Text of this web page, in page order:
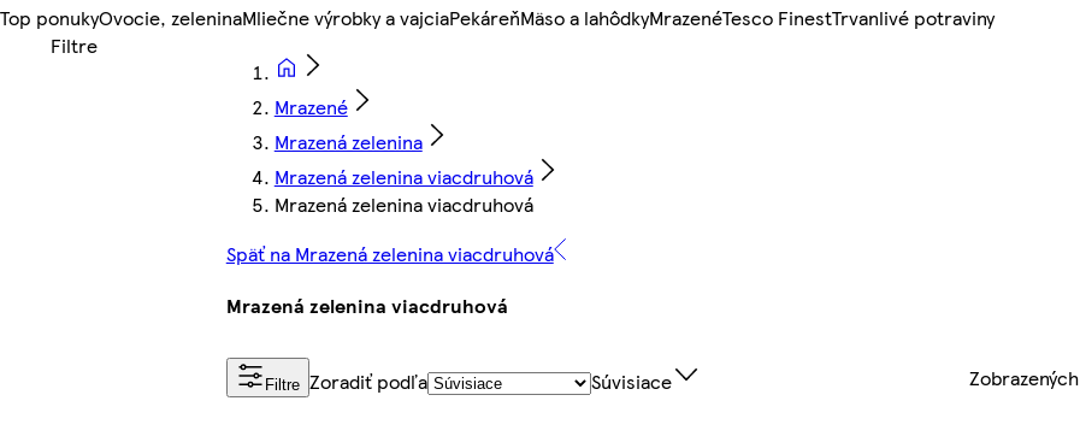
Top ponukyOvocie, zeleninaMliečne výrobky a vajciaPekáreňMäso a lahôdkyMrazenéTesco FinestTrvanlivé potraviny
Mrazené
Mrazená zelenina
Mrazená zelenina viacdruhová
Mrazená zelenina viacdruhová
Späť na Mrazená zelenina viacdruhová
Mrazená zelenina viacdruhová
Filtre Zoradiť podľa Súvisiace Zobrazených